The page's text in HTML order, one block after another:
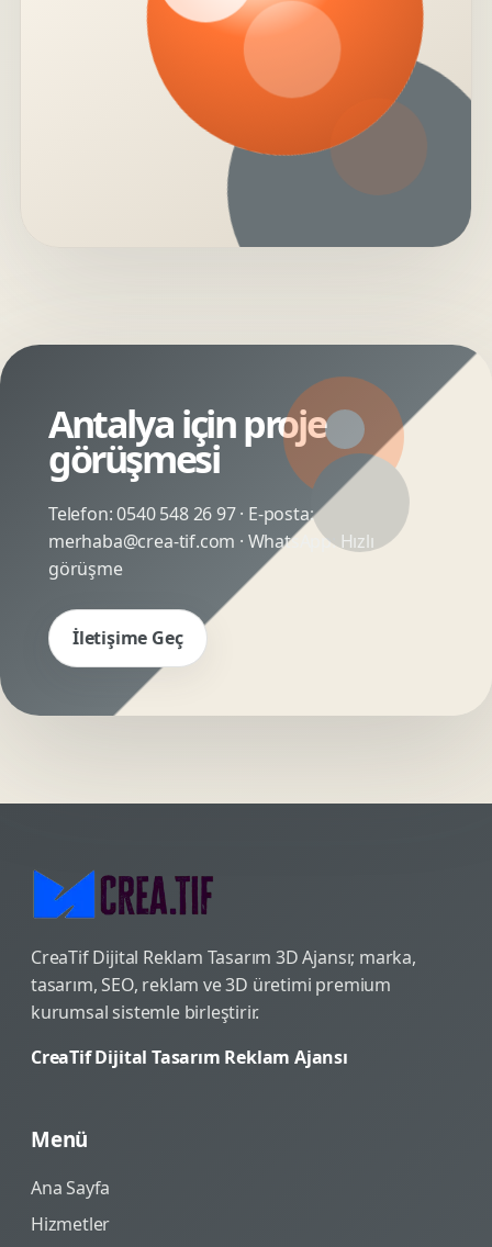
Antalya için proje
görüşmesi
Telefon:0540 548 26 97· E-posta:
merhaba@crea-tif.com · WhatsApp:Hızlı
görüşme
İletişime Geç
CreaTif Dijital Reklam Tasarım 3D Ajansı; marka,
tasarım, SEO, reklam ve 3D üretimi premium
kurumsal sistemle birleştirir.
CreaTif Dijital Tasarım Reklam Ajansı
Menü
Ana Sayfa
Hizmetler